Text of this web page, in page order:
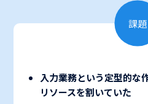
課題
入力業務という定型的な
リソースを割いていた